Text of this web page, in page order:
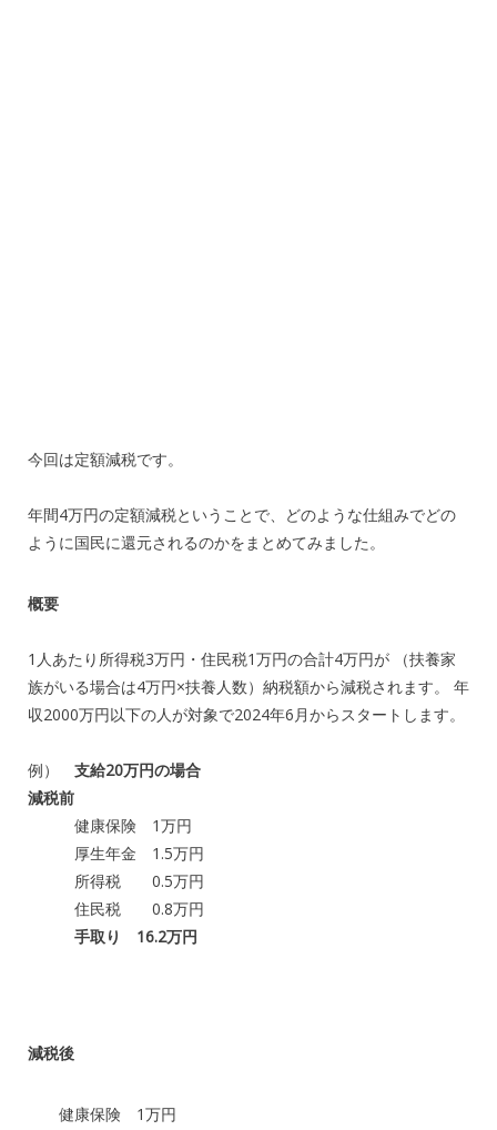
今回は定額減税です。
年間4万円の定額減税ということで、どのような仕組みでどの
ように国民に還元されるのかをまとめてみました。
概要
1人あたり所得税3万円・住民税1万円の合計4万円が （扶養家
族がいる場合は4万円×扶養人数）納税額から減税されます。 年
収2000万円以下の人が対象で2024年6月からスタートします。
例） 支給20万円の場合
減税前
健康保険 1万円
厚生年金 1.5万円
所得税 0.5万円
住民税 0.8万円
手取り 16.2万円
減税後
健康保険 1万円